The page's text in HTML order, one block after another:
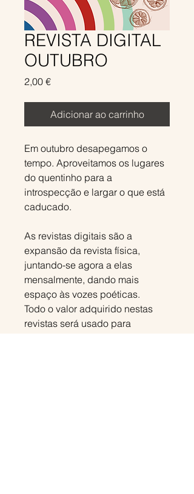
REVISTA DIGITAL
OUTUBRO
2,00 €Preço
Adicionar ao carrinho
Em outubro desapegamos o
tempo. Aproveitamos os lugares
do quentinho para a
introspecção e largar o que está
caducado.
As revistas digitais são a
expansão da revista física,
juntando-se agora a elas
mensalmente, dando mais
espaço às vozes poéticas.
Todo o valor adquirido nestas
revistas será usado para